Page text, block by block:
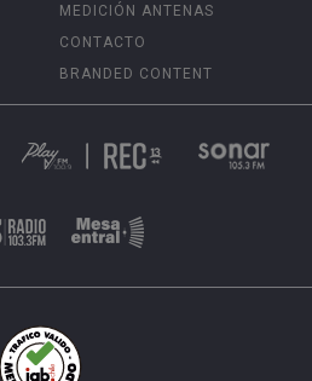
MEDICIÓN ANTENAS
CONTACTO
BRANDED CONTENT